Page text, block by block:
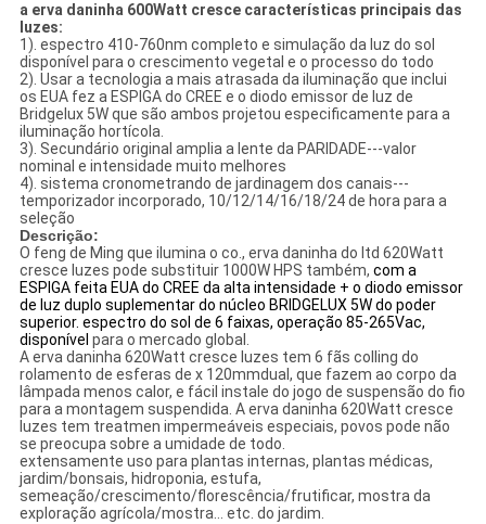
a erva daninha 600Watt cresce características principais das
luzes:
1). espectro 410-760nm completo e simulação da luz do sol
disponível para o crescimento vegetal e o processo do todo
2). Usar a tecnologia a mais atrasada da iluminação que inclui
os EUA fez a ESPIGA do CREE e o diodo emissor de luz de
Bridgelux 5W que são ambos projetou especificamente para a
iluminação hortícola.
3). Secundário original amplia a lente da PARIDADE---valor
nominal e intensidade muito melhores
4). sistema cronometrando de jardinagem dos canais---
temporizador incorporado, 10/12/14/16/18/24 de hora para a
seleção
Descrição:
O feng de Ming que ilumina o co., erva daninha do ltd 620Watt
cresce luzes pode substituir 1000W HPS também, com a
ESPIGA feita EUA do CREE da alta intensidade + o diodo emissor
de luz duplo suplementar do núcleo BRIDGELUX 5W do poder
superior. espectro do sol de 6 faixas, operação 85-265Vac,
disponível para o mercado global.
A erva daninha 620Watt cresce luzes tem 6 fãs colling do
rolamento de esferas de x 120mmdual, que fazem ao corpo da
lâmpada menos calor, e fácil instale do jogo de suspensão do fio
para a montagem suspendida. A erva daninha 620Watt cresce
luzes tem treatmen impermeáveis especiais, povos pode não
se preocupa sobre a umidade de todo.
extensamente uso para plantas internas, plantas médicas,
jardim/bonsais, hidroponia, estufa,
semeação/crescimento/florescência/frutificar, mostra da
exploração agrícola/mostra… etc. do jardim.